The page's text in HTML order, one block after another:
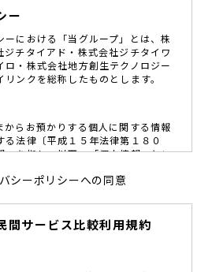
ー
における「当グループ」とは、株
チタイアド・株式会社ジチタイワ
ロ・株式会社地方創生テクノロジー
ンクを総称したものとします。
からお預かりする個人に関する情報
る法律〔平成１５年法律第１８０
」を指し、以下、「個人情報」とい
的責務であると考えております。
に個人情報保護の重要性の認識と取
って、個人情報の適切な取り扱い
シーポリシーへの同意
間サービス比較利用規約